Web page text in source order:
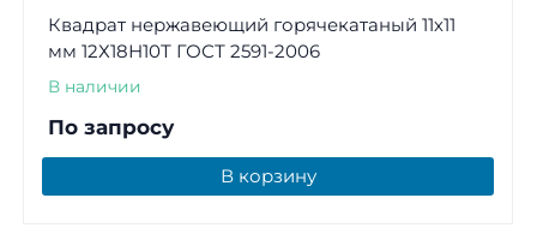
Квадрат нержавеющий горячекатаный 11х11
мм 12Х18Н10Т ГОСТ 2591-2006
В наличии
По запросу
В корзину